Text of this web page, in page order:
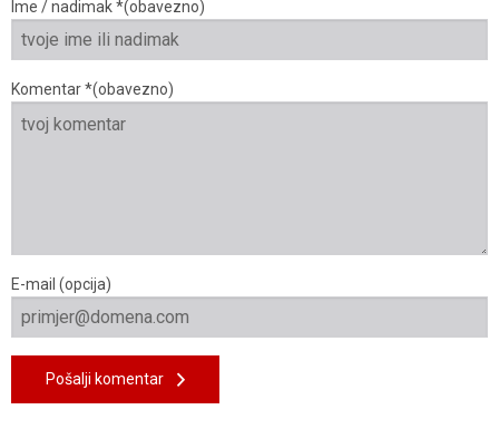
Ime / nadimak *(obavezno)
Komentar *(obavezno)
E-mail (opcija)
Pošalji komentar